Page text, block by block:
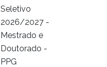
Seletivo
2026/2027 -
Mestrado e
Doutorado -
PPG